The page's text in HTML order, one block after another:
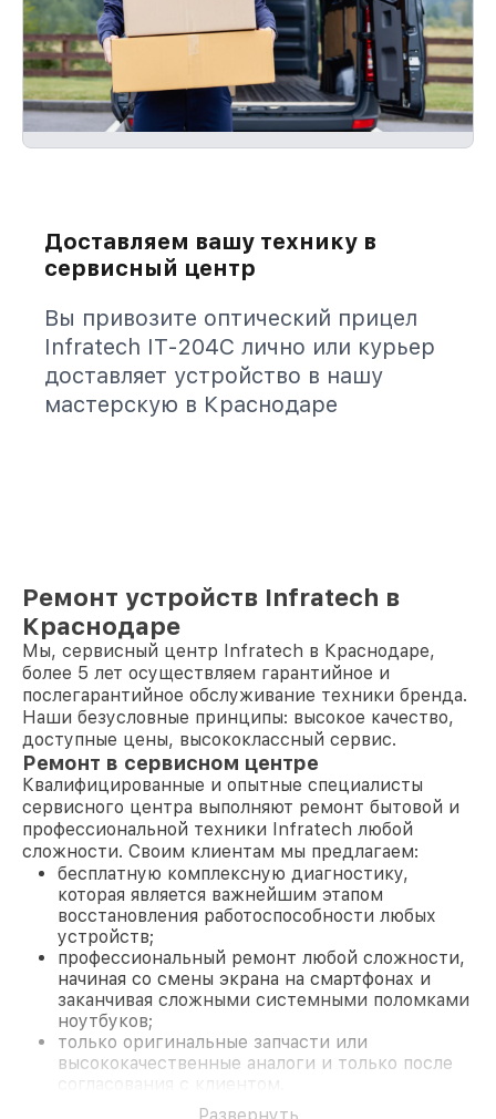
Доставляем вашу технику в
сервисный центр
Вы привозите оптический прицел
Infratech IT-204C лично или курьер
доставляет устройство в нашу
мастерскую в Краснодаре
Ремонт устройств Infratech в
Краснодаре
Мы, сервисный центр Infratech в Краснодаре,
более 5 лет осуществляем гарантийное и
послегарантийное обслуживание техники бренда.
Наши безусловные принципы: высокое качество,
доступные цены, высококлассный сервис.
Ремонт в сервисном центре
Квалифицированные и опытные специалисты
сервисного центра выполняют ремонт бытовой и
профессиональной техники Infratech любой
сложности. Своим клиентам мы предлагаем:
бесплатную комплексную диагностику,
которая является важнейшим этапом
восстановления работоспособности любых
устройств;
профессиональный ремонт любой сложности,
начиная со смены экрана на смартфонах и
заканчивая сложными системными поломками
ноутбуков;
только оригинальные запчасти или
высококачественные аналоги и только после
согласования с клиентом.
На все работы и замененные комплектующие